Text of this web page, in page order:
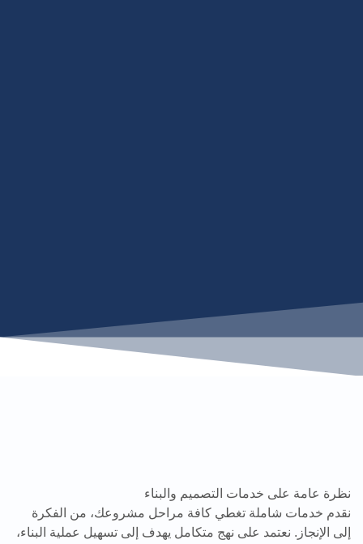
نظرة عامة على خدمات التصميم والبناء
نقدم خدمات شاملة تغطي كافة مراحل مشروعك، من الفكرة
إلى الإنجاز. نعتمد على نهج متكامل يهدف إلى تسهيل عملية البناء،